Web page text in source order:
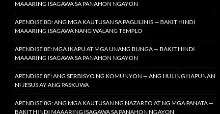
MAAARING ISAGAWA SA PANAHON NGAYON
APENDISE 8D: ANG MGA KAUTUSAN SA PAGLILINIS — BAKIT HINDI
MAAARING ISAGAWA NANG WALANG TEMPLO
APENDISE 8E: MGA IKAPU AT MGA UNANG BUNGA — BAKIT HINDI
MAAARING ISAGAWA SA PANAHON NGAYON
APENDISE 8F: ANG SERBISYO NG KOMUNYON — ANG HULING HAPUNAN
NI JESUS AY ANG PASKUWA
APENDISE 8G: ANG MGA KAUTUSAN NG NAZAREO AT NG MGA PANATA —
BAKIT HINDI MAAARING ISAGAWA SA PANAHON NGAYON